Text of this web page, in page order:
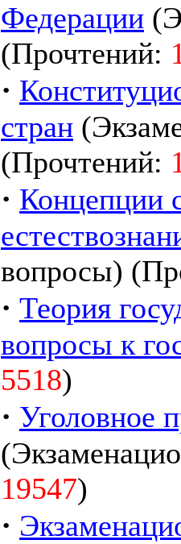
Федерации
(Прочтений:
·
стран
(Прочтений:
· Концепции
вопросы)
· Теория
вопросы к
5518)
· Уголовное
19547)
·